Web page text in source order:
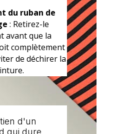
du ruban de
: Retirez-le
avant que la
complètement
de déchirer la
d'un
qui dure